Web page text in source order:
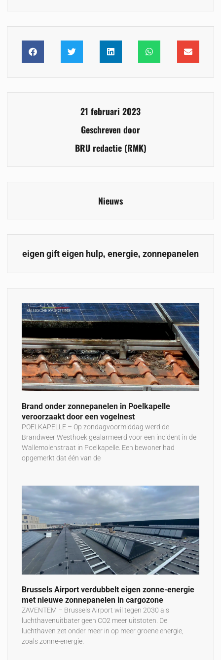
21 februari 2023
Geschreven door
BRU redactie (RMK)
Nieuws
eigen gift eigen hulp, energie, zonnepanelen
Brand onder zonnepanelen in Poelkapelle
veroorzaakt door een vogelnest
POELKAPELLE – Op zondagvoormiddag werd de
Brandweer Westhoek gealarmeerd voor een incident in de
Wallemolenstraat in Poelkapelle. Een bewoner had
opgemerkt dat één van de
Brussels Airport verdubbelt eigen zonne-energie
met nieuwe zonnepanelen in cargozone
ZAVENTEM – Brussels Airport wil tegen 2030 als
luchthavenuitbater geen CO2 meer uitstoten. De
luchthaven zet onder meer in op meer groene energie,
zoals zonne-energie.